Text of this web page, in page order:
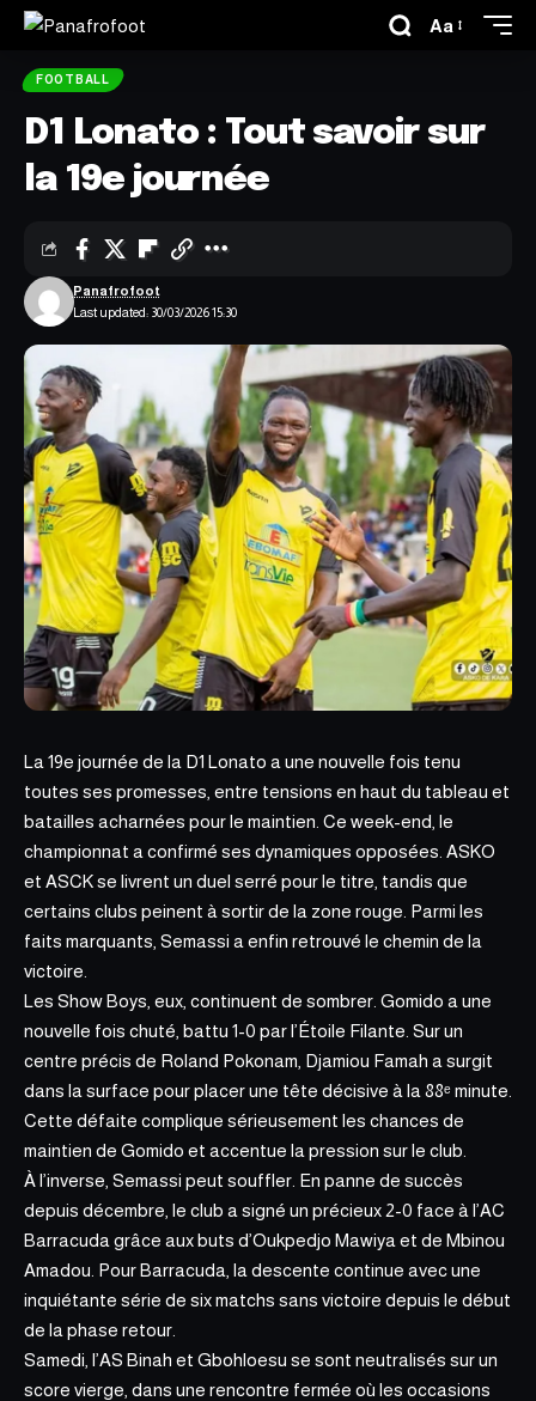
Aa
FOOTBALL
D1 Lonato : Tout savoir sur
la 19e journée
Last updated: 30/03/2026 15:30
Panafrofoot
La 19e journée de la D1 Lonato a une nouvelle fois tenu
toutes ses promesses, entre tensions en haut du tableau et
batailles acharnées pour le maintien. Ce week-end, le
championnat a confirmé ses dynamiques opposées. ASKO
et ASCK se livrent un duel serré pour le titre , tandis que
certains clubs peinent à sortir de la zone rouge. Parmi les
faits marquants, Semassi a enfin retrouvé le chemin de la
victoire.
Les Show Boys, eux, continuent de sombrer. Gomido a une
nouvelle fois chuté, battu 1-0 par l’Étoile Filante. Sur un
centre précis de Roland Pokonam, Djamiou Famah a surgit
dans la surface pour placer une tête décisive à la 88ᵉ minute.
Cette défaite complique sérieusement les chances de
maintien de Gomido et accentue la pression sur le club.
À l’inverse, Semassi peut souffler. En panne de succès
depuis décembre, le club a signé un précieux 2-0 face à l’AC
Barracuda grâce aux buts d’Oukpedjo Mawiya et de Mbinou
Amadou. Pour Barracuda, la descente continue avec une
inquiétante série de six matchs sans victoire depuis le début
de la phase retour.
Samedi, l’AS Binah et Gbohloesu se sont neutralisés sur un
score vierge, dans une rencontre fermée où les occasions